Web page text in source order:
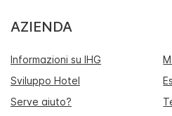
AZIENDA
Informazioni su IHG
Sviluppo Hotel
Serve aiuto?